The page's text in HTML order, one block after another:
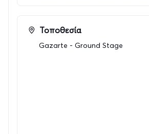
Τοποθεσία
Gazarte - Ground Stage